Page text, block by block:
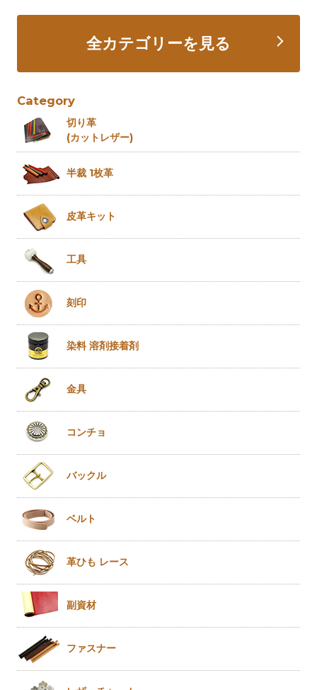
全カテゴリーを見る
Category
切り革
(カットレザー)
半裁 1枚革
皮革キット
工具
刻印
染料 溶剤接着剤
金具
コンチョ
バックル
ベルト
革ひも レース
副資材
ファスナー